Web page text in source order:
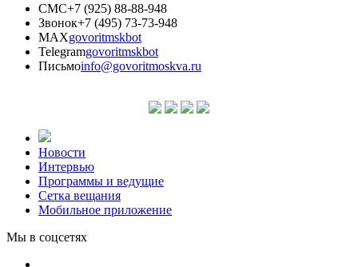
СМС+7 (925) 88-88-948
Звонок+7 (495) 73-73-948
MAXgovoritmskbot
Telegramgovoritmskbot
Письмоinfo@govoritmoskva.ru
Новости
Интервью
Программы и ведущие
Сетка вещания
Мобильное приложение
Мы в соцсетях